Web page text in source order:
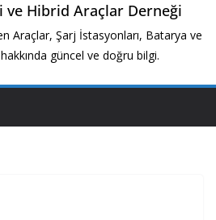
ve Hibrid Araçlar Derneği
Araçlar, Şarj İstasyonları, Batarya ve
güncel ve doğru bilgi.